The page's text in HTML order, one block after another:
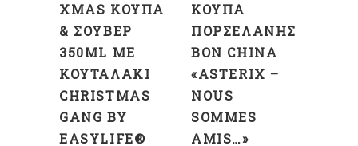
XMAS ΚΟΎΠΑ
& ΣΟΥΒΈΡ
350ML ΜΕ
ΚΟΥΤΑΛΆΚΙ
CHRISTMAS
GANG BY
EASYLIFE®
ΚΟΎΠΑ
ΠΟΡΣΕΛΆΝΗΣ
BON CHINA
«ASTERIX –
NOUS
SOMMES
AMIS…»